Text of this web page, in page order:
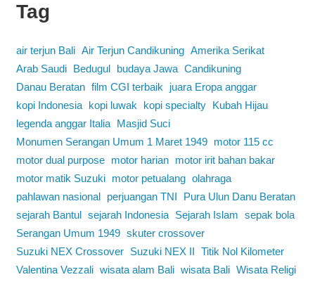
Tag
air terjun Bali Air Terjun Candikuning Amerika Serikat
Arab Saudi
Bedugul budaya Jawa Candikuning
Danau Beratan film CGI terbaik
juara Eropa anggar
kopi Indonesia
kopi luwak kopi specialty
Kubah Hijau
legenda anggar Italia
Masjid Suci
Monumen Serangan Umum 1 Maret 1949
motor 115 cc
motor dual purpose
motor harian
motor irit bahan bakar
motor matik Suzuki
motor petualang olahraga
pahlawan nasional
perjuangan TNI
Pura Ulun Danu Beratan
sejarah Bantul sejarah Indonesia Sejarah Islam sepak bola
Serangan Umum 1949 skuter crossover
Suzuki NEX Crossover
Suzuki NEX II Titik Nol Kilometer
Valentina Vezzali wisata alam Bali wisata Bali Wisata Religi